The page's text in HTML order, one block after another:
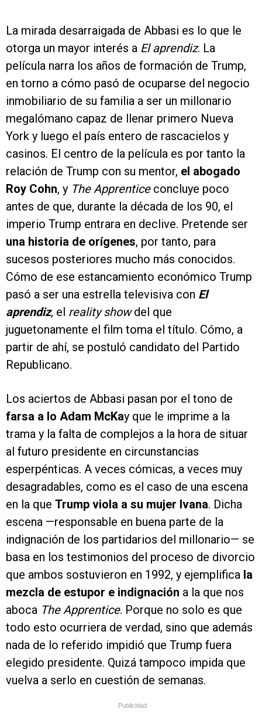
La mirada desarraigada de Abbasi es lo que le
otorga un mayor interés a El aprendiz. La
película narra los años de formación de Trump,
en torno a cómo pasó de ocuparse del negocio
inmobiliario de su familia a ser un millonario
megalómano capaz de llenar primero Nueva
York y luego el país entero de rascacielos y
casinos. El centro de la película es por tanto la
relación de Trump con su mentor, el abogado
Roy Cohn, y The Apprenticeconcluye poco
antes de que, durante la década de los 90, el
imperio Trump entrara en declive. Pretende ser
una historia de orígenes, por tanto, para
sucesos posteriores mucho más conocidos.
Cómo de ese estancamiento económico Trump
pasó a ser una estrella televisiva con El
aprendiz, el reality showdel que
juguetonamente el film toma el título. Cómo, a
partir de ahí, se postuló candidato del Partido
Republicano.
Los aciertos de Abbasi pasan por el tono de
farsa a lo Adam McKay que le imprime a la
trama y la falta de complejos a la hora de situar
al futuro presidente en circunstancias
esperpénticas. A veces cómicas, a veces muy
desagradables, como es el caso de una escena
en la que Trump viola a su mujer Ivana. Dicha
escena —responsable en buena parte de la
indignación de los partidarios del millonario— se
basa en los testimonios del proceso de divorcio
que ambos sostuvieron en 1992, y ejemplifica la
mezcla de estupor e indignación a la que nos
aboca The Apprentice. Porque no solo es que
todo esto ocurriera de verdad, sino que además
nada de lo referido impidió que Trump fuera
elegido presidente. Quizá tampoco impida que
vuelva a serlo en cuestión de semanas.
Publicidad